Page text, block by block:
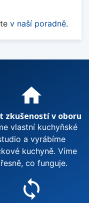
v naší poradně.
home
zkušeností v oboru
vlastní kuchyňské
a vyrábíme
kuchyně. Víme
co funguje.
sync